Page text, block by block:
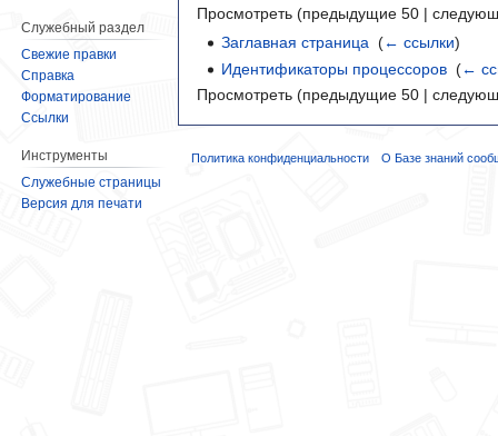
Просмотреть (предыдущие 50 |
Заглавная страница ‎(← ссылки)
Идентификаторы процессоров ‎(←
Просмотреть (предыдущие 50 |
Служебный раздел
Свежие правки
Справка
Форматирование
Ссылки
Инструменты
Служебные страницы
Версия для печати
Политика конфиденциальности О Базе знаний